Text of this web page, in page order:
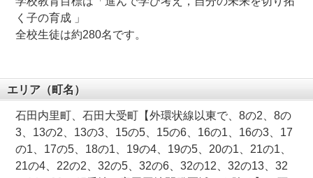
く子の育成 」
全校生徒は約280名です。
エリア（町名）
石田内里町、石田大受町【外環状線以東で、8の2、8の
3、13の2、13の3、15の5、15の6、16の1、16の3、17
の1、17の5、18の1、19の4、19の5、20の1、21の1、
21の4、22の2、32の5、32の6、32の12、32の13、32